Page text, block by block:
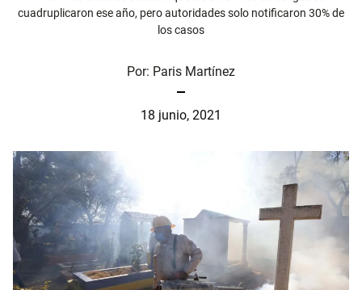
cuadruplicaron ese año, pero autoridades solo notificaron 30% de
los casos
Por: Paris Martínez
18 junio, 2021